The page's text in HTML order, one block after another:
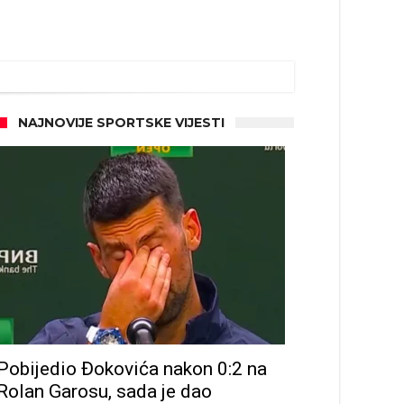
NAJNOVIJE SPORTSKE VIJESTI
Đokovića nakon 0:2 na
Garosu, sada je dao